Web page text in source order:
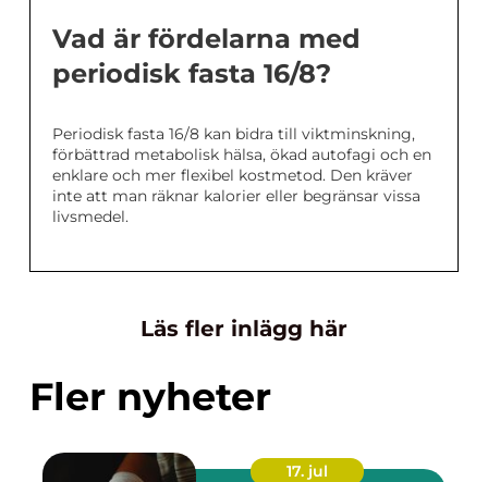
Vad är fördelarna med
periodisk fasta 16/8?
Periodisk fasta 16/8 kan bidra till viktminskning,
förbättrad metabolisk hälsa, ökad autofagi och en
enklare och mer flexibel kostmetod. Den kräver
inte att man räknar kalorier eller begränsar vissa
livsmedel.
Läs fler inlägg här
Fler nyheter
17. jul